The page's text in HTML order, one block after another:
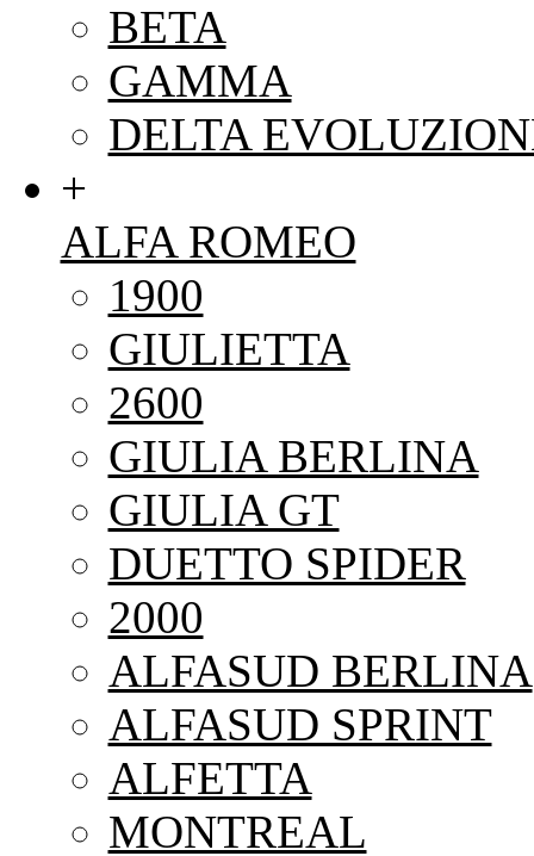
BETA
GAMMA
DELTA
+
ALFA ROMEO
1900
GIULIETTA
2600
GIULIA BERLINA
GIULIA GT
DUETTO SPIDER
2000
ALFASUD BERLINA
ALFASUD SPRINT
ALFETTA
MONTREAL